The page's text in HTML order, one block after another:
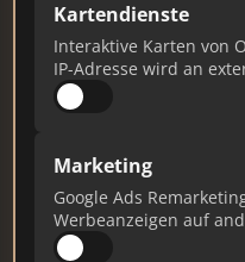
Kartendienste
Interaktive Karten von
IP-Adresse wird an
Marketing
Google Ads
Werbeanzeigen auf
Gesamtpunkte
Ist das Ihr
Daten und erhalten
Updates.
Profil